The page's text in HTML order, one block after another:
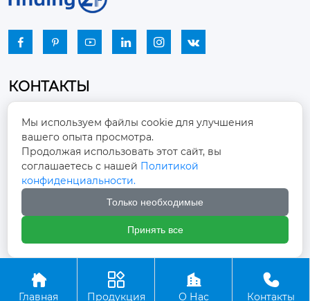
     
КОНТАКТЫ

Промышленный парк, город Наньцзяо,
район Чжоуцунь, город Цзыбо, провинция
Шаньдун
winston-xu@hengdingfan.com
+86-13806434669
 +86 13806434669

Главная

Продукция

О Нас

Контакты
Мы используем файлы cookie для улучшения
вашего опыта просмотра.
Продолжая использовать этот сайт, вы
соглашаетесь с нашей Политикой
конфиденциальности.
Только необходимые
Принять все